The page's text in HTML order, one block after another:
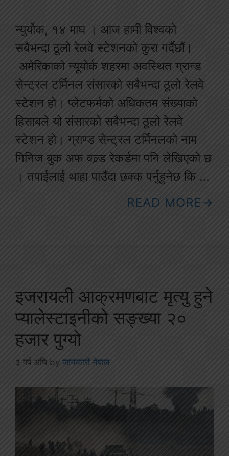
न्युर्योक, १४ माघ । आज हामी विश्वको
सबैभन्दा ठूलो रेलवे स्टेशनको कुरा गर्दैछौं।
अमेरिकाको न्यूयोर्क शहरमा अवस्थित ग्रान्ड
सेन्ट्रल टर्मिनल संसारको सबैभन्दा ठूलो रेलवे
स्टेशन हो। प्लेटफर्मको अधिकतम संख्याको
हिसाबले यो संसारको सबैभन्दा ठूलो रेलवे
स्टेशन हो। ग्राण्ड सेन्ट्रल टर्मिनलको नाम
गिनिज बुक अफ वल्र्ड रेकर्डमा पनि लेखिएको छ
। तपाईलाई थाहा पाउँदा छक्क पर्नुहुनेछ कि …
READ MORE
इजरायली आक्रमणबाट मृत्यु हुने
प्यालेस्टाइनीको सङ्ख्या २०
हजार पुग्यो
३ वर्ष अघि by जानकारी नेपाल